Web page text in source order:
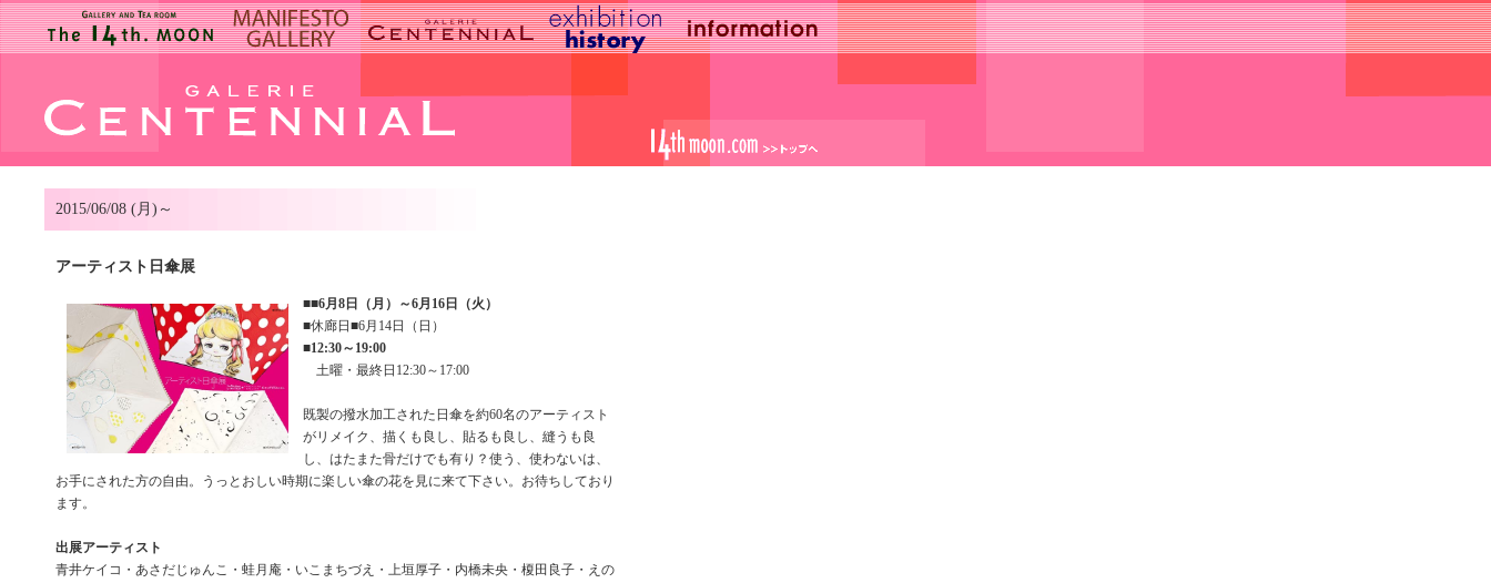
2015/06/08 (月)～
アーティスト日傘展
■■6月8日（月）～6月16日（火）
■休廊日■6月14日（日）
■12:30～19:00
土曜・最終日12:30～17:00
既製の撥水加工された日傘を約60名のアーティスト
がリメイク、描くも良し、貼るも良し、縫うも良
し、はたまた骨だけでも有り？使う、使わないは、
お手にされた方の自由。うっとおしい時期に楽しい傘の花を見に来て下さい。お待ちしており
ます。
出展アーティスト
青井ケイコ・あさだじゅんこ・蛙月庵・いこまちづえ・上垣厚子・内橋未央・榎田良子・えの